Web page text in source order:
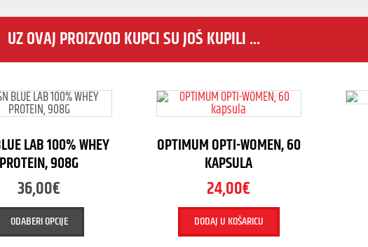
UZ OVAJ PROIZVOD KUPCI SU JOŠ KUPILI ...
LAB 100% WHEY
PROTEIN, 908G
36,00€
ODABERI OPCIJE
OPTIMUM OPTI-WOMEN, 60
KAPSULA
24,00€
DODAJ U KOŠARICU